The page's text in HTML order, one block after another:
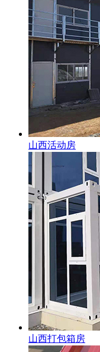
山西活动房
山西打包箱房